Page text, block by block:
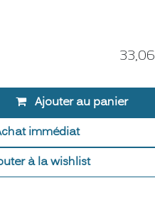
Ajouter au panier
immédiat
à la wishlist
33,06